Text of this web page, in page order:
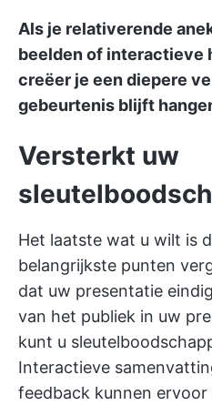
Als je relativerende
beelden of interactieve
creëer je een diepere
gebeurtenis blijft
Versterkt uw
Het laatste wat u wilt is
belangrijkste punten
dat uw presentatie
van het publiek in uw
kunt u
Interactieve
feedback kunnen